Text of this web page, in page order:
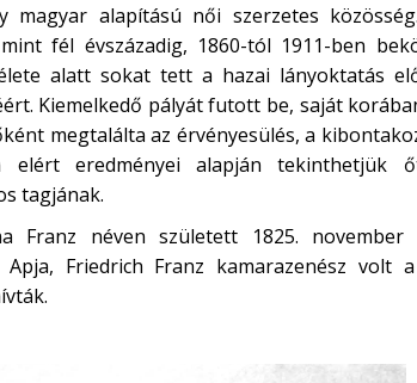
magyar alapítású női szerzetes
fél évszázadig, 1860-tól 1911-ben
alatt sokat tett a hazai lányoktatás
Kiemelkedő pályát futott be, saját
megtalálta az érvényesülés, a
elért eredményei alapján tekinthetjük
tagjának.
Franz néven született 1825.
Apja, Friedrich Franz kamarazenész volt